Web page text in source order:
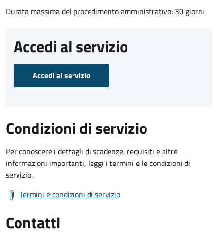
Durata massima del procedimento amministrativo: 30 giorni
Accedi al servizio
Accedi al servizio
Condizioni di servizio
Per conoscere i dettagli di scadenze, requisiti e altre
informazioni importanti, leggi i termini e le condizioni di
servizio.
Termini e condizioni di servizio
Contatti